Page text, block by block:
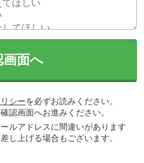
画面へ
シーを必ずお読みください。
認画面へお進みください。
ルアドレスに間違いがあります
し上げる場合もございます。